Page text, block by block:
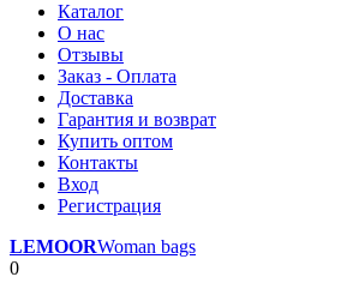
Каталог
О нас
Отзывы
Заказ - Оплата
Доставка
Гарантия и возврат
Купить оптом
Контакты
Вход
Регистрация
LEMOORWoman bags
0